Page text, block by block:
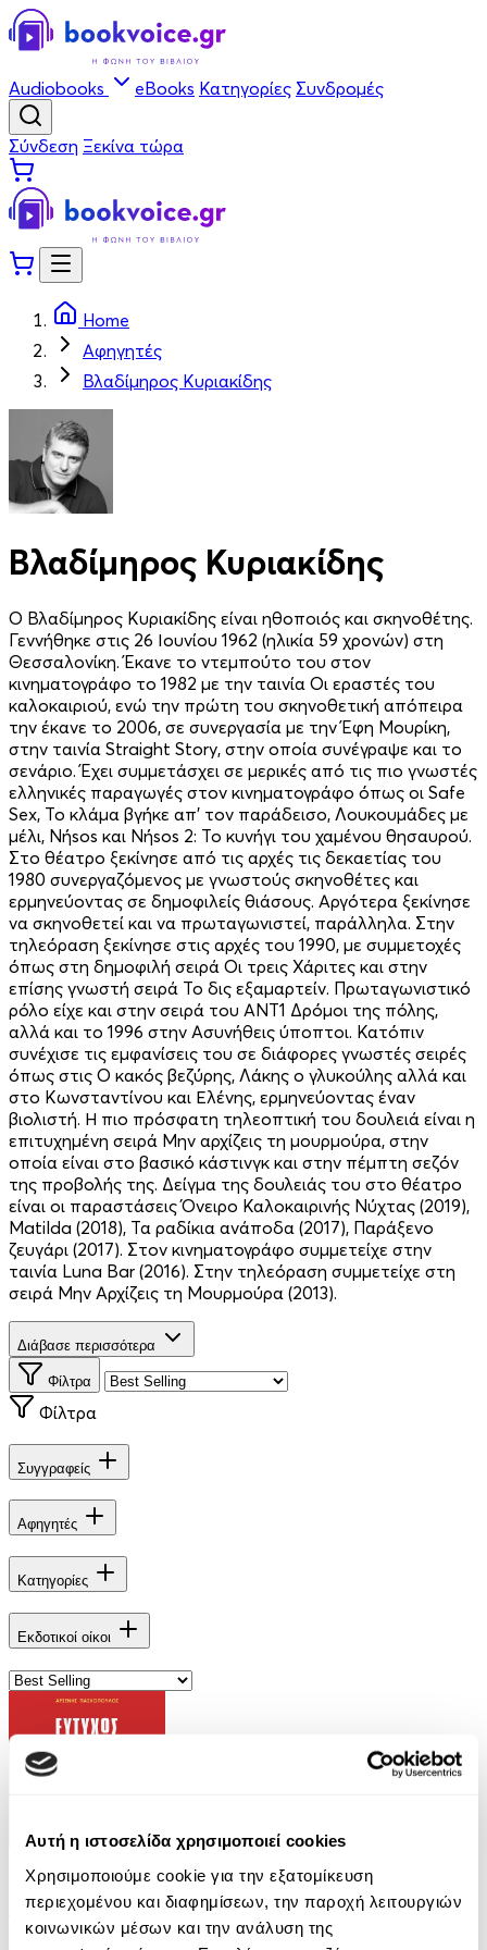
Αυτή η ιστοσελίδα χρησιμοποιεί cookies
Χρησιμοποιούμε cookie για την εξατομίκευση
περιεχομένου και διαφημίσεων, την παροχή λειτουργιών
κοινωνικών μέσων και την ανάλυση της
Audiobooks eBooks Κατηγορίες Συνδρομές
Σύνδεση Ξεκίνα τώρα
Home
Αφηγητές
Βλαδίμηρος Κυριακίδης
Βλαδίμηρος Κυριακίδης
Ο Βλαδίμηρος Κυριακίδης είναι ηθοποιός και σκηνοθέτης.
Γεννήθηκε στις 26 Ιουνίου 1962 (ηλικία 59 χρονών) στη
Θεσσαλονίκη. Έκανε το ντεμπούτο του στον
κινηματογράφο το 1982 με την ταινία Οι εραστές του
καλοκαιριού, ενώ την πρώτη του σκηνοθετική απόπειρα
την έκανε το 2006, σε συνεργασία με την Έφη Μουρίκη,
στην ταινία Straight Story, στην οποία συνέγραψε και το
σενάριο. Έχει συμμετάσχει σε μερικές από τις πιο γνωστές
ελληνικές παραγωγές στον κινηματογράφο όπως οι Safe
Sex, Το κλάμα βγήκε απ' τον παράδεισο, Λουκουμάδες με
μέλι, Νήsos και Νήsos 2: Το κυνήγι του χαμένου θησαυρού.
Στο θέατρο ξεκίνησε από τις αρχές τις δεκαετίας του
1980 συνεργαζόμενος με γνωστούς σκηνοθέτες και
ερμηνεύοντας σε δημοφιλείς θιάσους. Αργότερα ξεκίνησε
να σκηνοθετεί και να πρωταγωνιστεί, παράλληλα. Στην
τηλεόραση ξεκίνησε στις αρχές του 1990, με συμμετοχές
όπως στη δημοφιλή σειρά Οι τρεις Χάριτες και στην
επίσης γνωστή σειρά Το δις εξαμαρτείν. Πρωταγωνιστικό
ρόλο είχε και στην σειρά του ΑΝΤ1 Δρόμοι της πόλης,
αλλά και το 1996 στην Ασυνήθεις ύποπτοι. Κατόπιν
συνέχισε τις εμφανίσεις του σε διάφορες γνωστές σειρές
όπως στις Ο κακός βεζύρης, Λάκης ο γλυκούλης αλλά και
στο Κωνσταντίνου και Ελένης, ερμηνεύοντας έναν
βιολιστή. Η πιο πρόσφατη τηλεοπτική του δουλειά είναι η
επιτυχημένη σειρά Μην αρχίζεις τη μουρμούρα, στην
οποία είναι στο βασικό κάστινγκ και στην πέμπτη σεζόν
της προβολής της. Δείγμα της δουλειάς του στο θέατρο
είναι οι παραστάσεις Όνειρο Καλοκαιρινής Νύχτας (2019),
Matilda (2018), Τα ραδίκια ανάποδα (2017), Παράξενο
ζευγάρι (2017). Στον κινηματογράφο συμμετείχε στην
ταινία Luna Bar (2016). Στην τηλεόραση συμμετείχε στη
σειρά Μην Αρχίζεις τη Μουρμούρα (2013).
Διάβασε περισσότερα
Φίλτρα
Φίλτρα
Συγγραφείς
Αφηγητές
Κατηγορίες
Εκδοτικοί οίκοι
Ευτυχώς με Απέλυσαν